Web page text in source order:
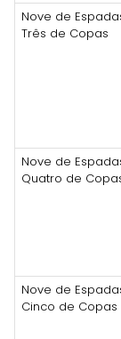
Nove de
Três de Copas
Nove de
Quatro de
Nove de
Cinco de Copas